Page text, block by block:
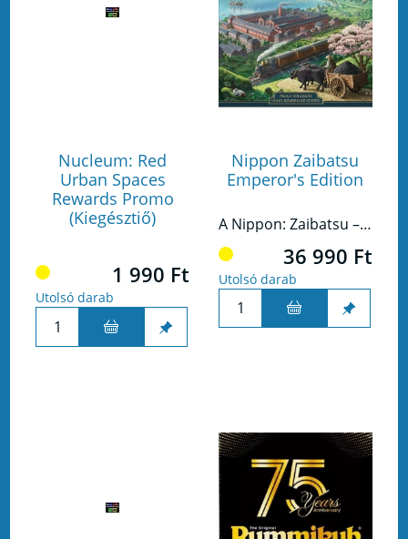
Nucleum: Red
Urban Spaces
Rewards Promo
(Kiegésztiő)
1 990 Ft
Utolsó darab
Nippon Zaibatsu
Emperor's Edition
A Nippon: Zaibatsu – Emperor’s Edition a méltán elismert területirányító eurogame játék definitív változata.
36 990 Ft
Utolsó darab